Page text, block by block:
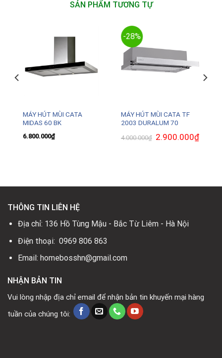
SẢN PHẨM TƯƠNG TỰ
MÁY HÚT MÙI CATA
MIDAS 60 BK
6.800.000₫
-28%
MÁY HÚT MÙI CATA TF
2003 DURALUM 70
4.000.000₫ Giá
gốc
2.900.000₫Giá
hiện
THÔNG TIN LIÊN HỆ
Địa chỉ: 136 Hồ Tùng Mậu - Bắc Từ Liêm - Hà Nội
Điện thoại: 0969 806 863
Email: homebosshn@gmail.com
NHẬN BẢN TIN
Vui lòng nhập địa chỉ email để nhận bản tin khuyến mại hàng
tuần của chúng tôi: